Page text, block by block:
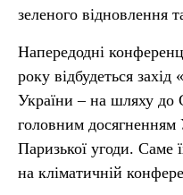
зеленого відновлення
Напередодні
року відбудеться
України – на шляху
головним досягненням
Паризької угоди. Саме
на кліматичній